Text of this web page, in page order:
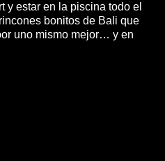
y estar en la piscina todo el
bonitos de Bali que
uno mismo mejor… y en